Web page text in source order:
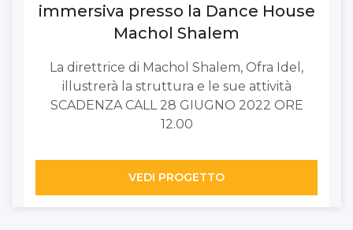
immersiva presso la Dance House
Machol Shalem
La direttrice di Machol Shalem, Ofra Idel,
illustrerà la struttura e le sue attività
SCADENZA CALL 28 GIUGNO 2022 ORE
12.00
VEDI PROGETTO